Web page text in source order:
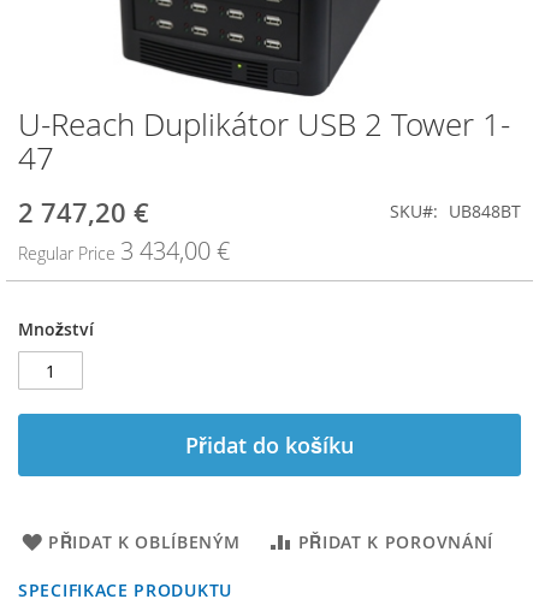
U-Reach Duplikátor USB 2 Tower 1-
47
Special
2 747,20 €
Regular Price 3 434,00 €
SKU UB848BT
Množství
Přidat do košíku
PŘIDAT K OBLÍBENÝM PŘIDAT K POROVNÁNÍ
SPECIFIKACE PRODUKTU
Přeskočit
na
začátek
s